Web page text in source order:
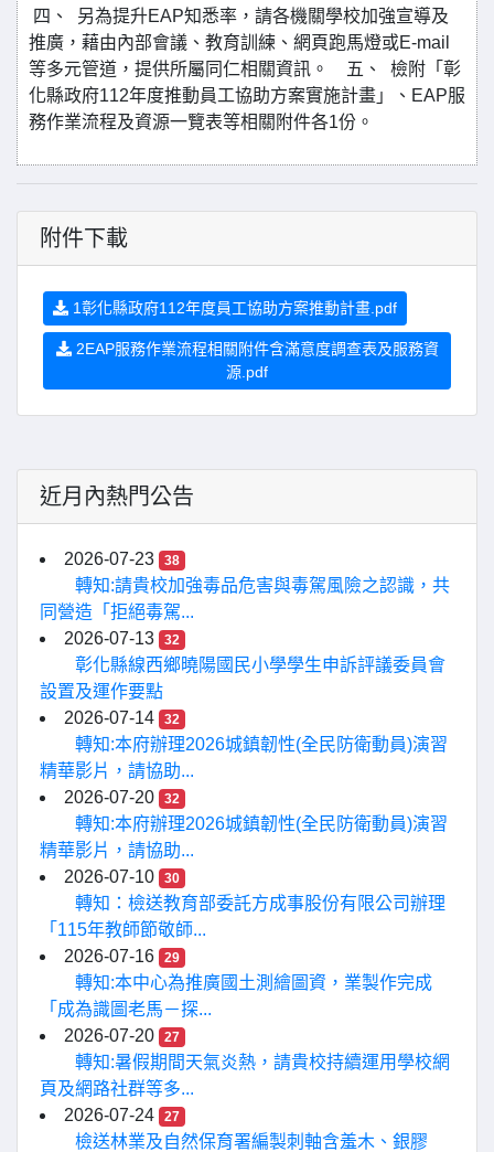
四、 另為提升EAP知悉率，請各機關學校加強宣導及
推廣，藉由內部會議、教育訓練、網頁跑馬燈或E-mail
等多元管道，提供所屬同仁相關資訊。 五、 檢附「彰
化縣政府112年度推動員工協助方案實施計畫」、EAP服
務作業流程及資源一覽表等相關附件各1份。
附件下載
1彰化縣政府112年度員工協助方案推動計畫.pdf
2EAP服務作業流程相關附件含滿意度調查表及服務資
源.pdf
近月內熱門公告
2026-07-23 38
轉知:請貴校加強毒品危害與毒駕風險之認識，共
同營造「拒絕毒駕...
2026-07-13
32
彰化縣線西鄉曉陽國民小學學生申訴評議委員會
設置及運作要點
2026-07-14
32
轉知:本府辦理2026城鎮韌性(全民防衛動員)演習
精華影片，請協助...
2026-07-20
32
轉知:本府辦理2026城鎮韌性(全民防衛動員)演習
精華影片，請協助...
2026-07-10
30
轉知：檢送教育部委託方成事股份有限公司辦理
「115年教師節敬師...
2026-07-16
29
轉知:本中心為推廣國土測繪圖資，業製作完成
「成為識圖老馬－探...
2026-07-20
27
轉知:暑假期間天氣炎熱，請貴校持續運用學校網
頁及網路社群等多...
2026-07-24
27
檢送林業及自然保育署編製刺軸含羞木、銀膠